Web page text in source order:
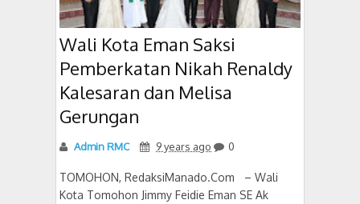
Wali Kota Eman Saksi
Pemberkatan Nikah Renaldy
Kalesaran dan Melisa
Gerungan
Admin RMC 9 years ago 0
TOMOHON, RedaksiManado.Com – Wali
Kota Tomohon Jimmy Feidie Eman SE Ak